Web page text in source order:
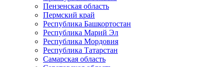
Пензенская область
Пермский край
Республика Башкортостан
Республика Марий Эл
Республика Мордовия
Республика Татарстан
Самарская область